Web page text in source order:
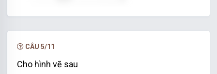
CÂU 5/11
Cho hình vẽ sau